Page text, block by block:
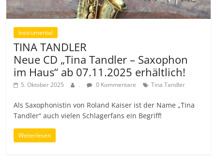
Instrumental
TINA TANDLER
Neue CD „Tina Tandler – Saxophon
im Haus“ ab 07.11.2025 erhältlich!
5. Oktober 2025 . 0 Kommentare Tina Tandler
Als Saxophonistin von Roland Kaiser ist der Name „Tina
Tandler“ auch vielen Schlagerfans ein Begriff!
Weiterlesen